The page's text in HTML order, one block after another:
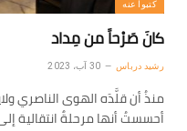
كتبوا عنه
كانَ صَرْحاً من مِداد
رشيد درباس 30 آب، 2023
منذُ أن قلَّدَه الهوى الناصري
أحسستُ أنها مرحلةٌ انتقالية